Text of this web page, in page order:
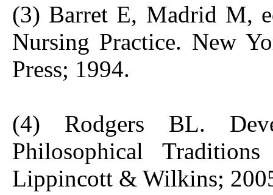
(3) Barret E, Madrid M,
Nursing Practice. New
Press; 1994.
(4) Rodgers BL.
Philosophical
Lippincott & Wilkins;